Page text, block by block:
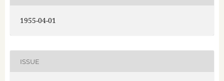
1955-04-01
ISSUE